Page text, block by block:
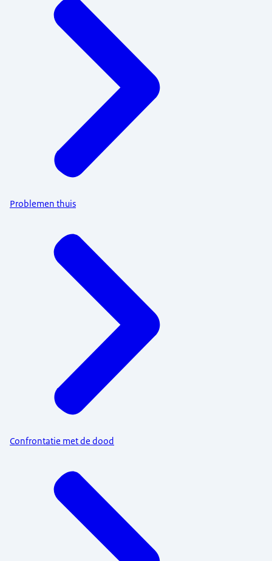
Problemen thuis
Confrontatie met de dood